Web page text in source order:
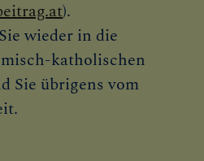
).
wieder in die
katholischen
Sie übrigens vom